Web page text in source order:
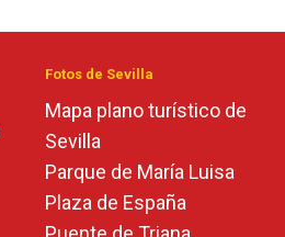
Fotos de Sevilla
Mapa plano turístico de
Sevilla
Parque de María Luisa
Plaza de España